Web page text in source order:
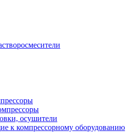
осушители
к компрессорному оборудованию